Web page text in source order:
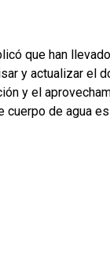
que han
y actualizar el
y el
cuerpo de agua